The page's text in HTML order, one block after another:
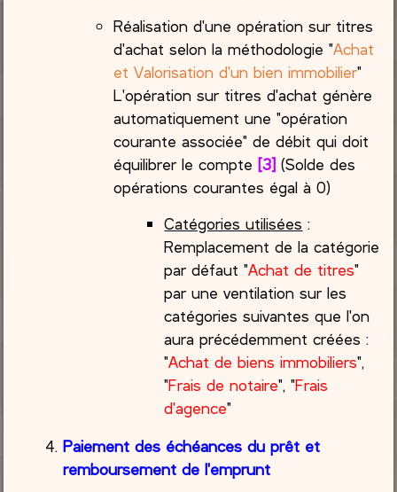
Réalisation d'une opération sur titres
d'achat selon la méthodologie "Achat
et Valorisation d'un bien immobilier"
L'opération sur titres d'achat génère
automatiquement une "opération
courante associée" de débit qui doit
équilibrer le compte [3] (Solde des
opérations courantes égal à 0)
Catégories utilisées :
Remplacement de la catégorie
par défaut "Achat de titres"
par une ventilation sur les
catégories suivantes que l'on
aura précédemment créées :
"Achat de biens immobiliers",
"Frais de notaire", "Frais
d'agence"
Paiement des échéances du prêt et
remboursement de l'emprunt